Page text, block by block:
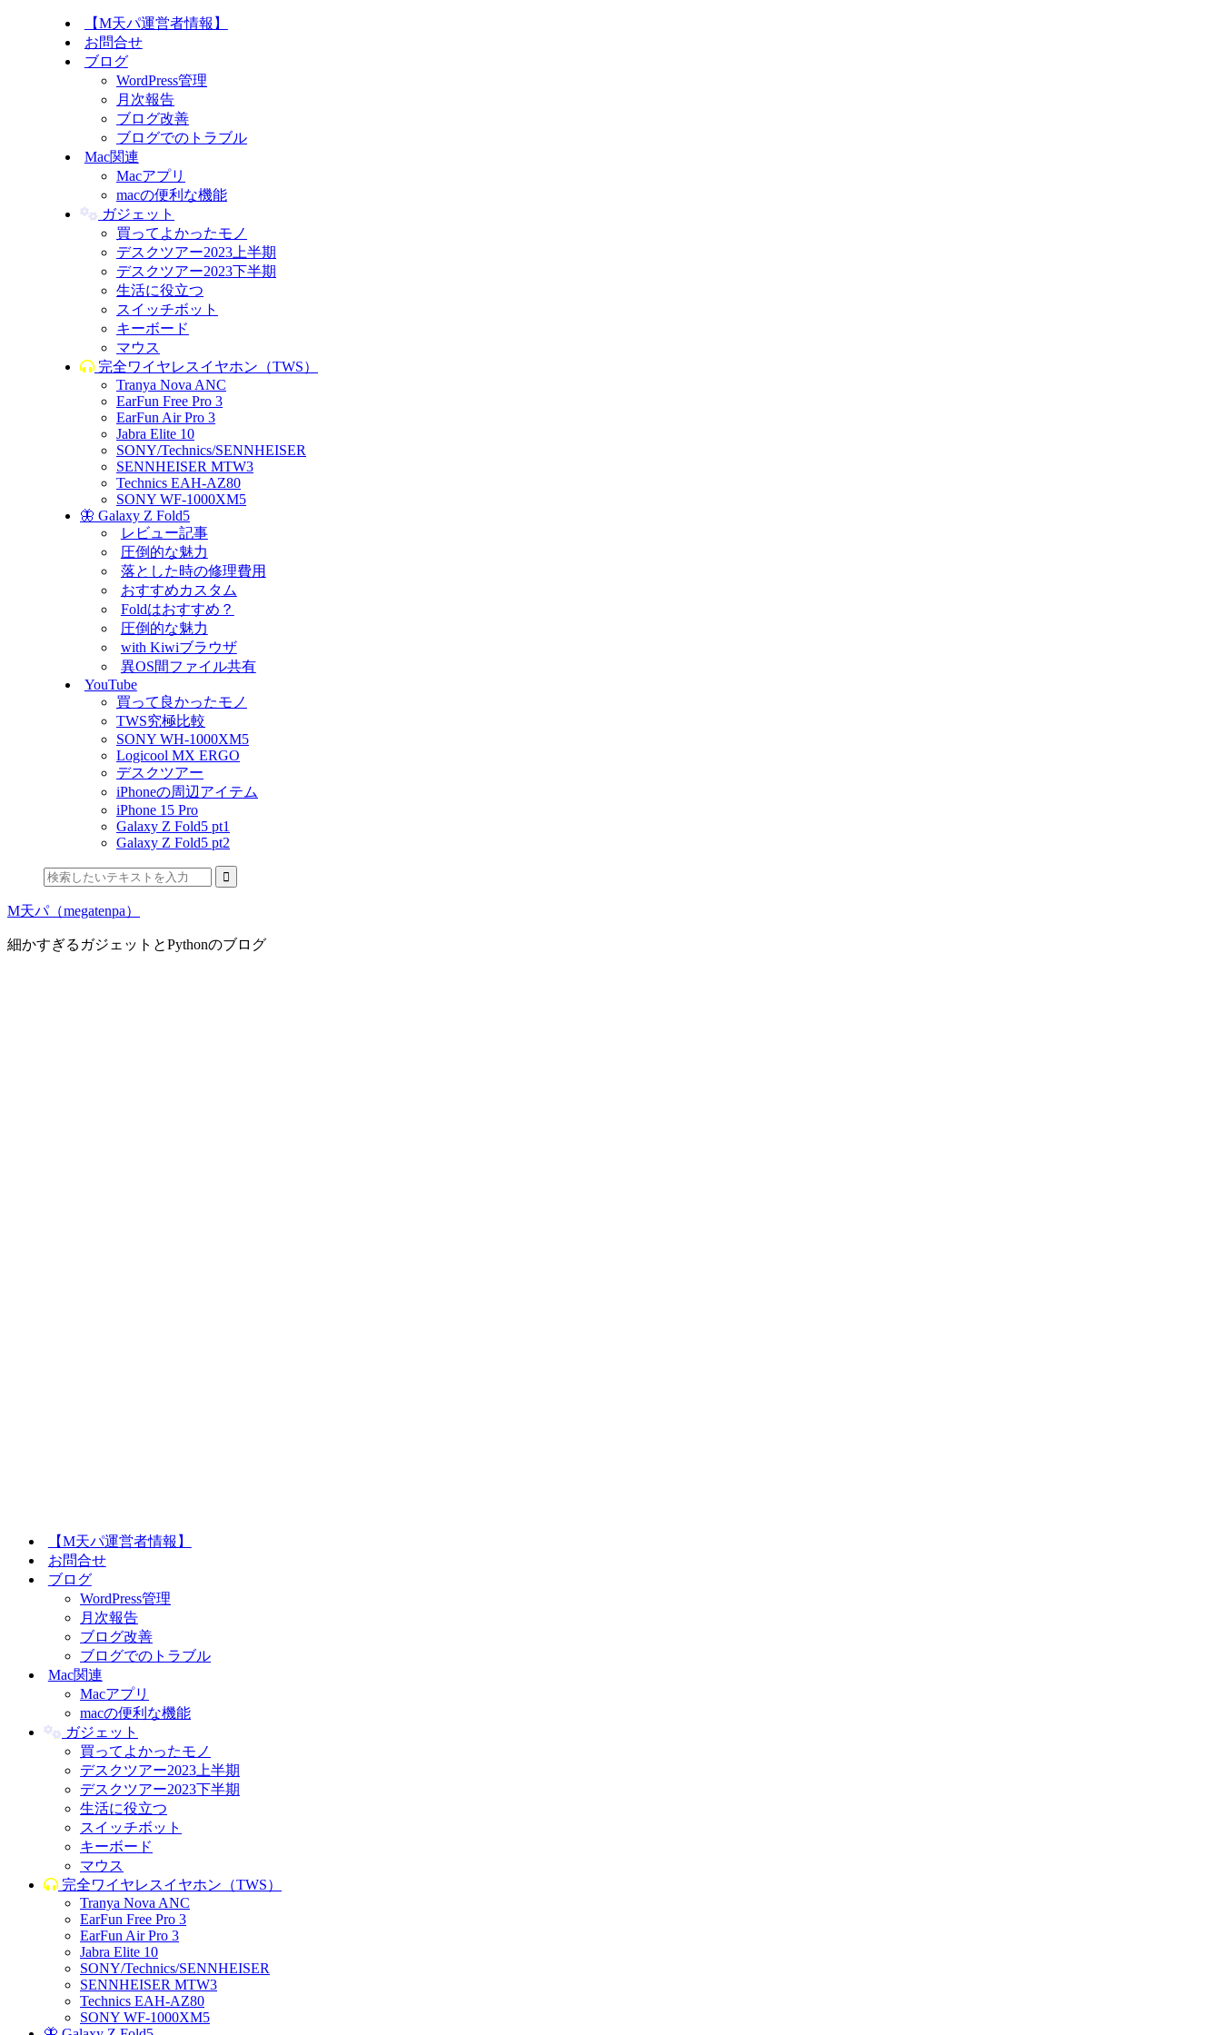
【M天パ運営者情報】
お問合せ
ブログ
WordPress管理
月次報告
ブログ改善
ブログでのトラブル
Mac関連
Macアプリ
macの便利な機能
ガジェット
買ってよかったモノ
デスクツアー2023上半期
デスクツアー2023下半期
生活に役立つ
スイッチボット
キーボード
マウス
完全ワイヤレスイヤホン（TWS）
Tranya Nova ANC
EarFun Free Pro 3
EarFun Air Pro 3
Jabra Elite 10
SONY/Technics/SENNHEISER
SENNHEISER MTW3
Technics EAH-AZ80
SONY WF-1000XM5
🦋 Galaxy Z Fold5
レビュー記事
圧倒的な魅力
落とした時の修理費用
おすすめカスタム
Foldはおすすめ？
圧倒的な魅力
with Kiwiブラウザ
異OS間ファイル共有
YouTube
買って良かったモノ
TWS究極比較
SONY WH-1000XM5
Logicool MX ERGO
デスクツアー
iPhoneの周辺アイテム
iPhone 15 Pro
Galaxy Z Fold5 pt1
Galaxy Z Fold5 pt2
M天パ（megatenpa）
細かすぎるガジェットとPythonのブログ
【M天パ運営者情報】
お問合せ
ブログ
WordPress管理
月次報告
ブログ改善
ブログでのトラブル
Mac関連
Macアプリ
macの便利な機能
ガジェット
買ってよかったモノ
デスクツアー2023上半期
デスクツアー2023下半期
生活に役立つ
スイッチボット
キーボード
マウス
完全ワイヤレスイヤホン（TWS）
Tranya Nova ANC
EarFun Free Pro 3
EarFun Air Pro 3
Jabra Elite 10
SONY/Technics/SENNHEISER
SENNHEISER MTW3
Technics EAH-AZ80
SONY WF-1000XM5